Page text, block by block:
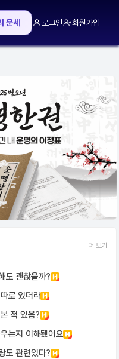
운세 로그인 회원가입
더 보기
도 괜찮을까?
로 있더라
적 있음?
는지 이해됐어요
도 관련있다?